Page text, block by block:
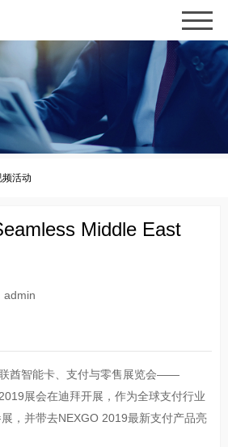
频活动
Middle East
admin
酋智能卡、支付与零售展览会——
展会在迪拜开展，作为全球支付行业
，并带去NEXGO 2019最新支付产品亮